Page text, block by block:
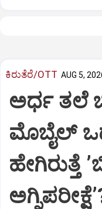
ಕಿರುತೆರೆ/OTT AUG 5,
ಅರ್ಧ ತಲೆ
ಮೊಬೈಲ್‌
ಹೇಗಿರುತ್ತೆ